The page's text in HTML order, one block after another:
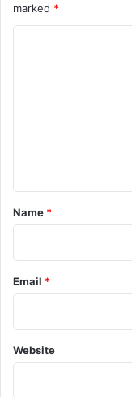
marked *
*
Name *
Email *
Website